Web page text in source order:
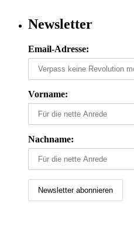
Newsletter
Email-Adresse:
Vorname:
Nachname: